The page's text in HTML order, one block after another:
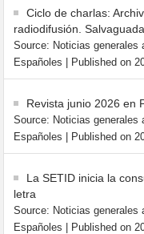
Ciclo de charlas:
radiodifusión.
Source: Noticias generales
Españoles
Published on
Revista junio 2026 en
Source: Noticias generales
Españoles
Published on
La SETID inicia la
letra
Source: Noticias generales
Españoles
Published on